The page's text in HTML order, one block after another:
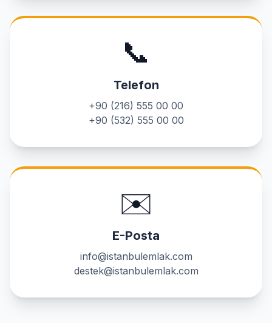
📞
Telefon
+90 (216) 555 00 00
+90 (532) 555 00 00
✉️
E-Posta
info@istanbulemlak.com
destek@istanbulemlak.com